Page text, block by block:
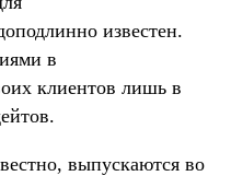
известен.
в
клиентов лишь в
выпускаются во